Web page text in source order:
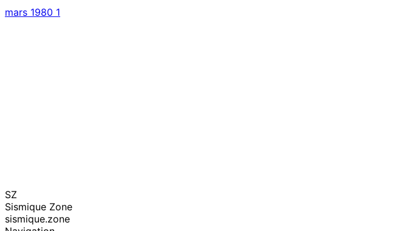
mars 1980 1
SZ
Sismique Zone
sismique.zone